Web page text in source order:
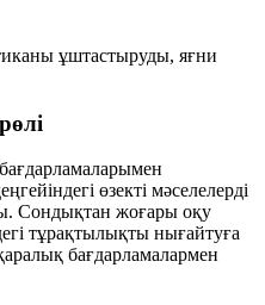
ұштастыруды, яғни
өзекті мәселелерді
Сондықтан жоғары оқу
тұрақтылықты нығайтуға
бағдарламалармен